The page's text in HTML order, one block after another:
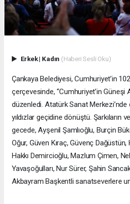
Erkek| Kadın (Haberi Sesli Oku)
Çankaya Belediyesi, Cumhuriyet’in
çerçevesinde, “Cumhuriyet’in Güneşi
düzenledi. Atatürk Sanat Merkezi’nde
yıldızlar geçidine dönüştü. Şarkıların
gecede, Ayşenil Şamlıoğlu, Burçin
Oğur, Güven Kıraç, Güvenç Dağüstün,
Hakkı Demircioğlu, Mazlum Çimen,
Yavaşoğulları, Nur Sürer, Şahin
Akbayram Başkentli sanatseverlere